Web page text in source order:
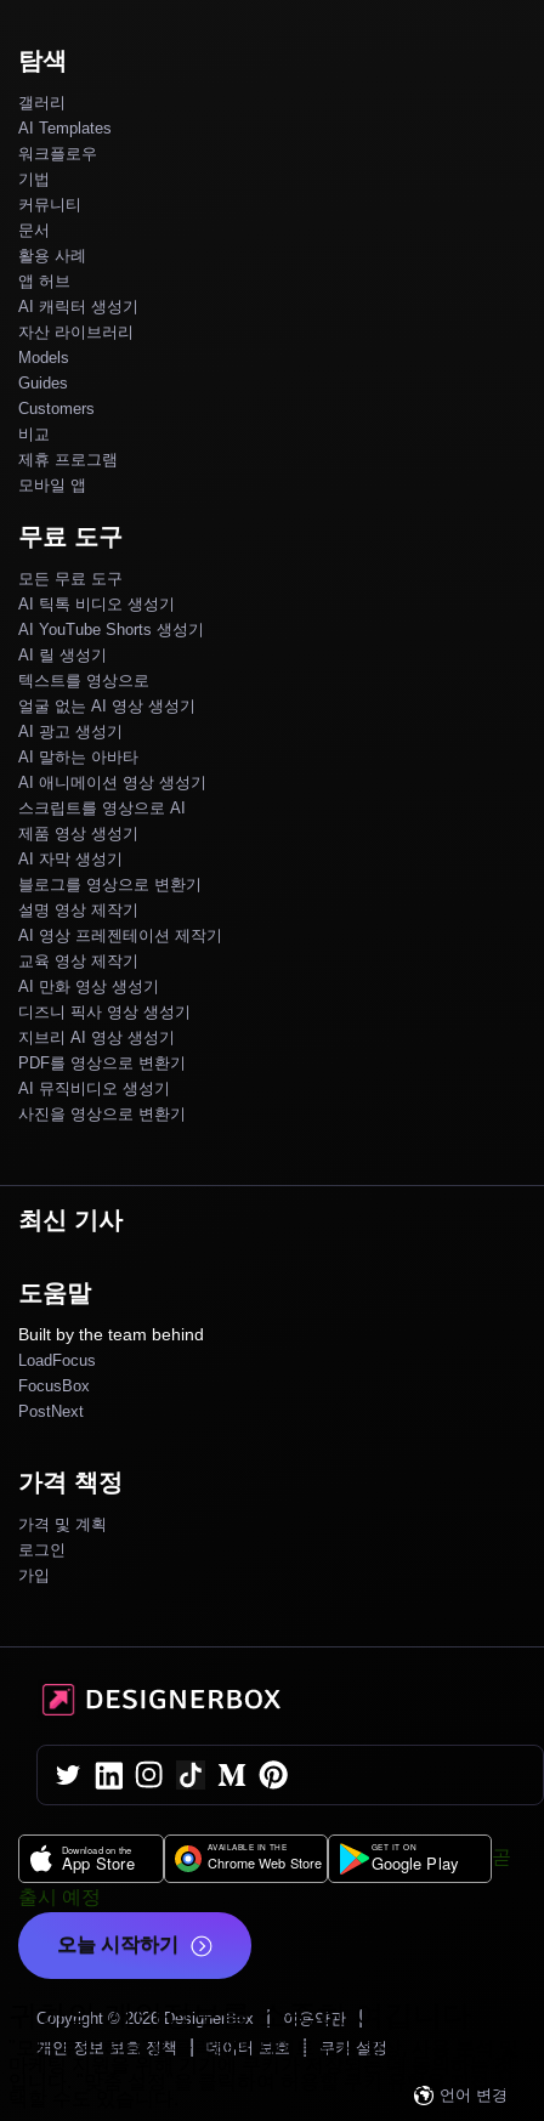
탐색
갤러리
AI Templates
워크플로우
기법
커뮤니티
문서
활용 사례
앱 허브
AI 캐릭터 생성기
자산 라이브러리
Models
Guides
Customers
비교
제휴 프로그램
모바일 앱
무료 도구
모든 무료 도구
AI 틱톡 비디오 생성기
AI YouTube Shorts 생성기
AI 릴 생성기
텍스트를 영상으로
얼굴 없는 AI 영상 생성기
AI 광고 생성기
AI 말하는 아바타
AI 애니메이션 영상 생성기
스크립트를 영상으로 AI
제품 영상 생성기
AI 자막 생성기
블로그를 영상으로 변환기
설명 영상 제작기
AI 영상 프레젠테이션 제작기
교육 영상 제작기
AI 만화 영상 생성기
디즈니 픽사 영상 생성기
지브리 AI 영상 생성기
PDF를 영상으로 변환기
AI 뮤직비디오 생성기
사진을 영상으로 변환기
최신 기사
도움말
Built by the team behind
LoadFocus
FocusBox
PostNext
가격 책정
가격 및 계획
로그인
가입
곧
출시 예정
오늘 시작하기
Copyright © 2026 DesignerBox | 이용약관 |
개인 정보 보호 정책 | 데이터 보호 | 쿠키 설정
언어 변경
귀하의 개인정보를 소중히 여깁니다
"모든 쿠키 허용"을 클릭하면 사이트 탐색 향상, 사용 분석 및
을 클릭하여 허용할 쿠키 유형을 직접 선